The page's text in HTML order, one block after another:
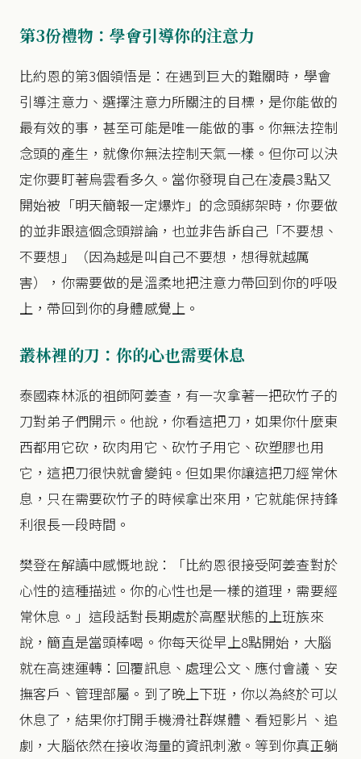
第3份禮物：學會引導你的注意力
比約恩的第3個領悟是：在遇到巨大的難關時，學會
引導注意力、選擇注意力所關注的目標，是你能做的
最有效的事，甚至可能是唯一能做的事。你無法控制
念頭的產生，就像你無法控制天氣一樣。但你可以決
定你要盯著烏雲看多久。當你發現自己在凌晨3點又
開始被「明天簡報一定爆炸」的念頭綁架時，你要做
的並非跟這個念頭辯論，也並非告訴自己「不要想、
不要想」（因為越是叫自己不要想，想得就越厲
害），你需要做的是溫柔地把注意力帶回到你的呼吸
上，帶回到你的身體感覺上。
叢林裡的刀：你的心也需要休息
泰國森林派的祖師阿姜查，有一次拿著一把砍竹子的
刀對弟子們開示。他說，你看這把刀，如果你什麼東
西都用它砍，砍肉用它、砍竹子用它、砍塑膠也用
它，這把刀很快就會變鈍。但如果你讓這把刀經常休
息，只在需要砍竹子的時候拿出來用，它就能保持鋒
利很長一段時間。
樊登在解讀中感慨地說：「比約恩很接受阿姜查對於
心性的這種描述。你的心性也是一樣的道理，需要經
常休息。」這段話對長期處於高壓狀態的上班族來
說，簡直是當頭棒喝。你每天從早上8點開始，大腦
就在高速運轉：回覆訊息、處理公文、應付會議、安
撫客戶、管理部屬。到了晚上下班，你以為終於可以
休息了，結果你打開手機滑社群媒體、看短影片、追
劇，大腦依然在接收海量的資訊刺激。等到你真正躺